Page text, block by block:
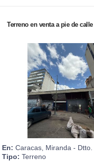
Terreno en venta a pie de
En: Caracas, Miranda - Dtto.
Tipo: Terreno